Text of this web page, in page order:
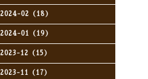
2024-02（18）
2024-01（19）
2023-12（15）
2023-11（17）